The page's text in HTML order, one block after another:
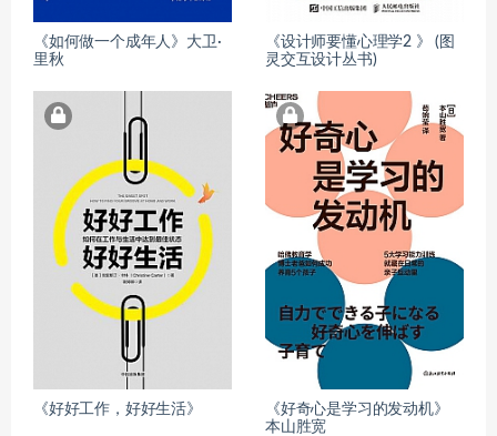
《如何做一个成年人》大卫·
里秋
《设计师要懂心理学2 》 (图
灵交互设计丛书)
《好好工作，好好生活》
《好奇心是学习的发动机》
本山胜宽